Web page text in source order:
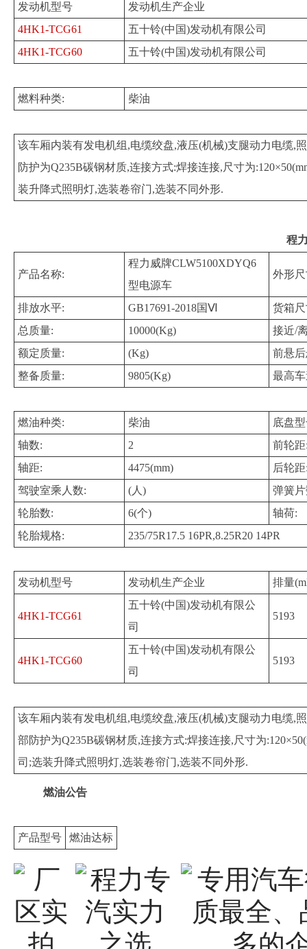
发动机型号
发动机生产企业
4HK1-TCG61
五十铃(中国)发动机有限公司
4HK1-TCG60
五十铃(中国)发动机有限公司
燃料种类: 柴油
该车厢内装有发电机组,电缆绞盘,液压(机械)支腿动力电缆,
防护为Q235B碳钢材质,连接方式:焊接连接,尺寸为
装升降式照明灯,选装卷帘门,选装不同外形.
程
产品名称:
程力威牌CLW5100XDYQ6
型电源车
外形
排放水平: GB17691-2018国Ⅵ
货箱
总质量:
10000(Kg)
接近/
额定质量:
(Kg)
前悬
整备质量:
9805(Kg) 最高
燃油种类: 柴油
底盘
轴数:
2
前轮
轴距:
4475(mm)
后轮
驾驶室乘人数:
(人)
弹簧
轮胎数:
6(个)
轴荷:
轮胎规格:
235/75R17.5 16PR,8.25R20 14PR
发动机型号 发动机生产企业 排量
4HK1-TCG61
五十铃(中国)发动机有限公
司
5193
4HK1-TCG60
五十铃(中国)发动机有限公
司
5193
该车厢内装有发电机组,电缆绞盘,液压(机械)支腿动力电缆,
部防护为Q235B碳钢材质,连接方式:焊接连接,尺寸为
司;选装升降式照明灯,选装卷帘门,选装不同外形.
燃油公告
产品型号 燃油达标